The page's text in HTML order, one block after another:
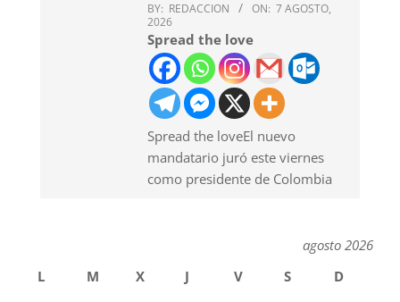
BY: REDACCION ON: 7 AGOSTO,
2026
Spread the love
Spread the loveEl nuevo
mandatario juró este viernes
como presidente de Colombia
agosto 2026
L
M X J V S
D